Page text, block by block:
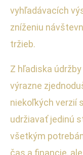
vyhľadávacích
zníženiu
tržieb.
Z hľadiska
výrazne
niekoľkých verzií
udržiavať jedinú
všetkým
čas a financie,